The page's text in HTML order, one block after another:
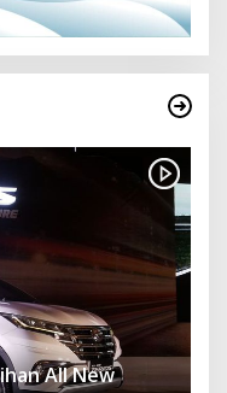
All New